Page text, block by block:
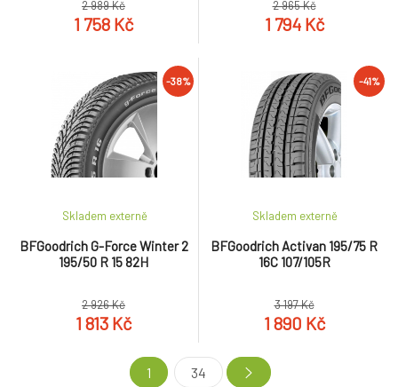
2 989 Kč
1 758 Kč
2 965 Kč
1 794 Kč
-38%
BFGoodrich G-Force Winter 2
195/50 R 15 82H
Skladem externě
2 926 Kč
1 813 Kč
-41%
BFGoodrich Activan 195/75 R
16C 107/105R
Skladem externě
3 197 Kč
1 890 Kč
1 34